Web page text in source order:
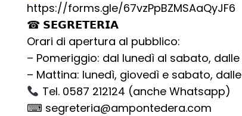
https://forms.gle/67vzPpBZMSAaQyJF6
☎ 𝗦𝗘𝗚𝗥𝗘𝗧𝗘𝗥𝗜𝗔
Orari di apertura al pubblico:
– Pomeriggio: dal lunedì al sabato, dalle
– Mattina: lunedì, giovedì e sabato, dalle
Tel. 0587 212124 (anche Whatsapp)
⌨ segreteria@ampontedera.com